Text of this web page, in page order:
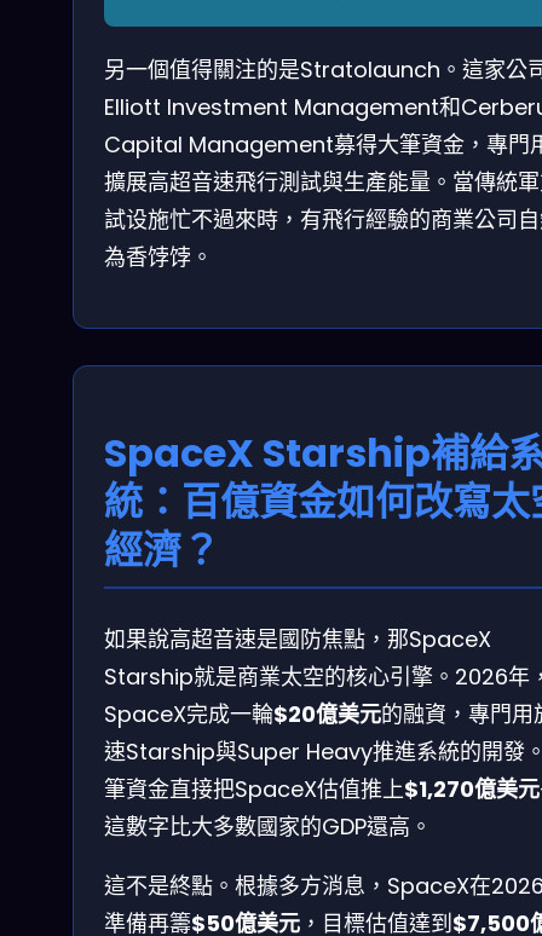
另一個值得關注的是Stratolaunch。這家公
Elliott Investment Management和
Capital Management募得大筆資金，專門
擴展高超音速飛行測試與生產能量。當傳統
試设施忙不過來時，有飛行經驗的商業公司
為香饽饽。
SpaceX Starship補給
統：百億資金如何改寫太
經濟？
如果說高超音速是國防焦點，那SpaceX
Starship就是商業太空的核心引擎。2026年
SpaceX完成一輪$20億美元的融資，專門用
速Starship與Super Heavy推進系統的開發
筆資金直接把SpaceX估值推上$1,270億美元
這數字比大多數國家的GDP還高。
這不是終點。根據多方消息，SpaceX在
準備再籌$50億美元 ，目標估值達到$7,500